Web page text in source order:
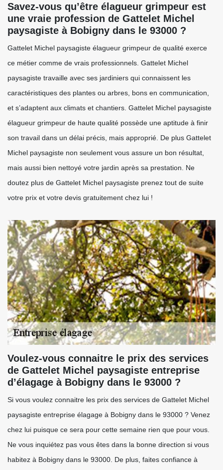
Savez-vous qu’être élagueur grimpeur est
une vraie profession de Gattelet Michel
paysagiste à Bobigny dans le 93000 ?
Gattelet Michel paysagiste élagueur grimpeur de qualité exerce
ce métier comme de vrais professionnels. Gattelet Michel
paysagiste travaille avec ses jardiniers qui connaissent les
caractéristiques des plantes ou arbres, bons en communication,
et s’adaptent aux climats et chantiers. Gattelet Michel paysagiste
élagueur grimpeur de haute qualité possède une aptitude à finir
son travail dans un délai précis, mais approprié. De plus Gattelet
Michel paysagiste non seulement vous assure un bon résultat,
mais aussi bien nettoyé votre jardin après sa prestation. Ne
doutez plus de Gattelet Michel paysagiste prenez tout de suite
votre prix et votre devis gratuitement chez lui !
Voulez-vous connaitre le prix des services
de Gattelet Michel paysagiste entreprise
d’élagage à Bobigny dans le 93000 ?
Si vous voulez connaitre les prix des services de Gattelet Michel
paysagiste entreprise élagage à Bobigny dans le 93000 ? Venez
chez lui puisque ce sera pour cette semaine rien que pour vous.
Ne vous inquiétez pas vous êtes dans la bonne direction si vous
habitez à Bobigny dans le 93000. De plus, faites confiance à